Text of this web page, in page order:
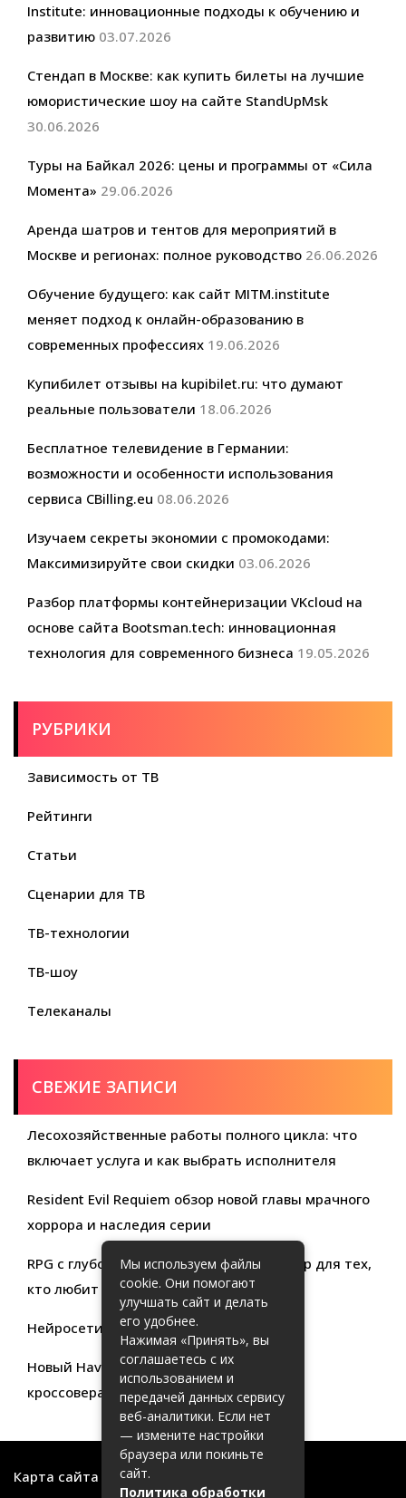
Institute: инновационные подходы к обучению и
развитию 03.07.2026
Стендап в Москве: как купить билеты на лучшие
юмористические шоу на сайте StandUpMsk
30.06.2026
Туры на Байкал 2026: цены и программы от «Сила
Момента» 29.06.2026
Аренда шатров и тентов для мероприятий в
Москве и регионах: полное руководство 26.06.2026
Обучение будущего: как сайт MITM.institute
меняет подход к онлайн-образованию в
современных профессиях 19.06.2026
Купибилет отзывы на kupibilet.ru: что думают
реальные пользователи 18.06.2026
Бесплатное телевидение в Германии:
возможности и особенности использования
сервиса CBilling.eu 08.06.2026
Изучаем секреты экономии с промокодами:
Максимизируйте свои скидки 03.06.2026
Разбор платформы контейнеризации VKcloud на
основе сайта Bootsman.tech: инновационная
технология для современного бизнеса 19.05.2026
РУБРИКИ
Зависимость от ТВ
Рейтинги
Статьи
Сценарии для ТВ
ТВ-технологии
ТВ-шоу
Телеканалы
СВЕЖИЕ ЗАПИСИ
Лесохозяйственные работы полного цикла: что
включает услуга и как выбрать исполнителя
Resident Evil Requiem обзор новой главы мрачного
хоррора и наследия серии
RPG с глубокой кастомизацией обзор игр для тех,
кто любит свободу выбора
Нейросети для продуктивности
Новый Haval Jolion: обзор современного
кроссовера для активной жизни
Карта сайта
Мы используем файлы
cookie. Они помогают
улучшать сайт и делать
его удобнее.
Нажимая «Принять», вы
соглашаетесь с их
использованием и
передачей данных сервису
веб-аналитики. Если нет
— измените настройки
браузера или покиньте
сайт.
Политика обработки